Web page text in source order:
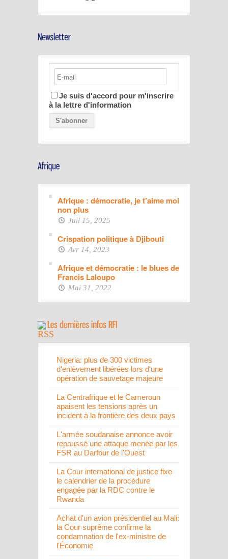
Je suis d'accord pour m'inscrire
à la lettre d'information
Afrique : démocratie, je t’aime moi
non plus
Juil 15, 2025
Crispation politique à Djibouti
Avr 14, 2023
Afrique et démocratie : le blues de
Francis Laloupo
Mai 31, 2022
Nigeria: plus de 300 victimes
d'enlèvement libérées lors d'une
opération de sauvetage majeure
La Centrafrique et le Cameroun
apaisent les tensions après un
incident à la frontière des deux pays
L'armée soudanaise annonce avoir
repoussé une attaque menée par les
FSR au Darfour de l'Ouest
La Cour international de justice fixe
le calendrier de la procédure
engagée par la RDC contre le
Rwanda
Achat d'un avion présidentiel au Mali:
la Cour suprême confirme la
condamnation de l'ex-ministre de
l'Économie